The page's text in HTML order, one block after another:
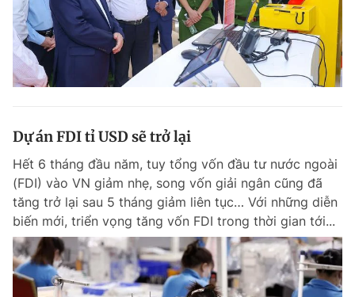
Dự án FDI tỉ USD sẽ trở lại
Hết 6 tháng đầu năm, tuy tổng vốn đầu tư nước ngoài
(FDI) vào VN giảm nhẹ, song vốn giải ngân cũng đã
tăng trở lại sau 5 tháng giảm liên tục… Với những diễn
biến mới, triển vọng tăng vốn FDI trong thời gian tới...